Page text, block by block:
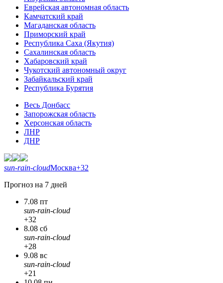
Еврейская автономная область
Камчатский край
Магаданская область
Приморский край
Республика Саха (Якутия)
Сахалинская область
Хабаровский край
Чукотский автономный округ
Забайкальский край
Республика Бурятия
Весь Донбасс
Запорожская область
Херсонская область
ЛНР
ДНР
sun-rain-cloudМосква+32
Прогноз на 7 дней
7.08 пт
sun-rain-cloud
+32
8.08 сб
sun-rain-cloud
+28
9.08 вс
sun-rain-cloud
+21